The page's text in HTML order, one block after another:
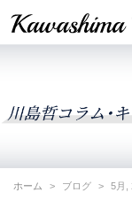
ホーム ブログ 5月,